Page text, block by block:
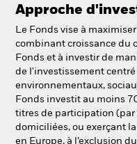
Approche
Le Fonds vise à
combinant croissance du
Fonds et à investir de
de l'investissement
environnementaux,
Fonds investit au moins
titres de participation (par
domiciliées, ou exerçant
en Europe, à l’exclusion